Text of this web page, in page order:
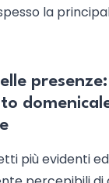
la
presenze:
più evidenti ed